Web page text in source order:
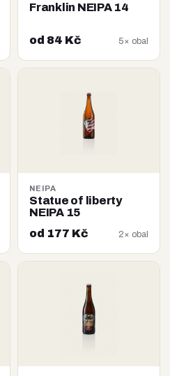
Franklin NEIPA 14
od 84 Kč 5× obal
NEIPA
Statue of liberty
NEIPA 15
od 177 Kč
2× obal